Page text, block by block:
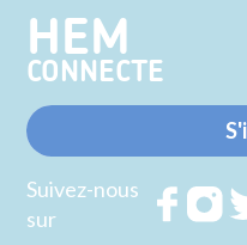
HEM
CONNECTE
Suivez-nous
sur